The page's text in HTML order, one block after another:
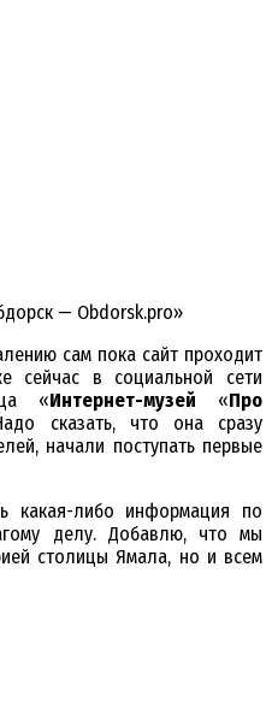
— Obdorsk.pro»
сам пока сайт проходит
сейчас в социальной сети
«Интернет-музей «Про
сказать, что она сразу
начали поступать первые
какая-либо информация по
делу. Добавлю, что мы
столицы Ямала, но и всем